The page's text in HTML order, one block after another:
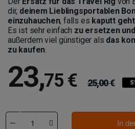
dir, deinem Lieblingsportablen
einzuhauchen, falls es kaputt
Es ist sehr einfach zu ersetzen
außerdem viel günstiger als das
zu kaufen.
23,75 € 25,00 €
In